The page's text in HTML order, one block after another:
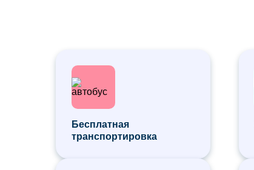
Бесплатная
транспортировка